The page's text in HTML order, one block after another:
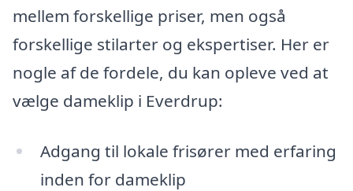
mellem forskellige priser, men også
forskellige stilarter og ekspertiser. Her er
nogle af de fordele, du kan opleve ved at
vælge dameklip i Everdrup:
Adgang til lokale frisører med erfaring
inden for dameklip